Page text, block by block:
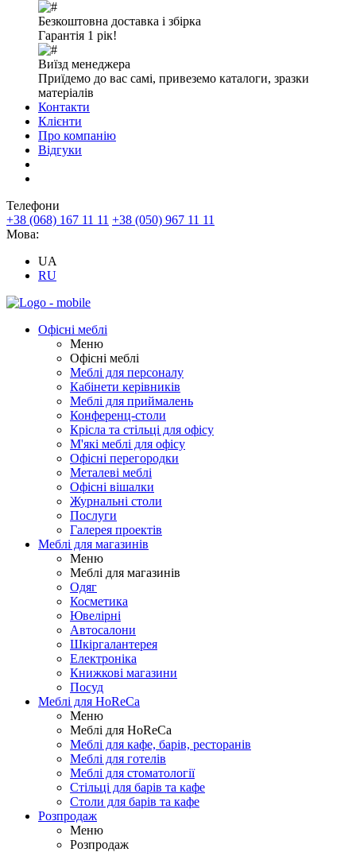
Безкоштовна доставка і збірка
Гарантія 1 рік!
Виїзд менеджера
Приїдемо до вас самі, привеземо каталоги, зразки
матеріалів
Контакти
Клієнти
Про компанію
Відгуки
Телефони
+38 (068) 167 11 11 +38 (050) 967 11 11
Мова:
UA
RU
Офісні меблі
Меню
Офісні меблі
Меблі для персоналу
Кабінети керівників
Меблі для приймалень
Конференц-столи
Крісла та стільці для офісу
М'які меблі для офісу
Офісні перегородки
Металеві меблі
Офісні вішалки
Журнальні столи
Послуги
Галерея проектів
Меблі для магазинів
Меню
Меблі для магазинів
Одяг
Косметика
Ювелірні
Автосалони
Шкіргалантерея
Електроніка
Книжкові магазини
Посуд
Меблі для HoReCa
Меню
Меблі для HoReCa
Меблі для кафе, барів, ресторанів
Меблі для готелів
Меблі для стоматології
Стільці для барів та кафе
Столи для барів та кафе
Розпродаж
Меню
Розпродаж